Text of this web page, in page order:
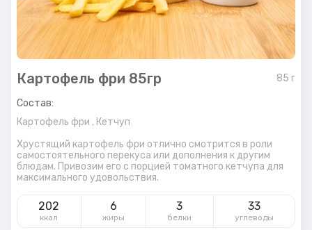
Картофель фри 85гр 85 г
Состав:
Картофель фри , Кетчуп
Хрустящий картофель фри отлично смотрится в роли
самостоятельного перекуса или дополнения к другим
блюдам. Привозим его с порцией томатного кетчупа для
максимального удовольствия.
202
ккал
6
жиры
3
белки
33
углеводы